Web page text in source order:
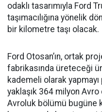
odaklı tasarımıyla Ford
taşımacılığına yönelik
bir kilometre taşı olacak.
Ford Otosan’ın, ortak
fabrikasında üreteceği
kademeli olarak yapmayı
yaklaşık 364 milyon
Avroluk bölümü bugüne